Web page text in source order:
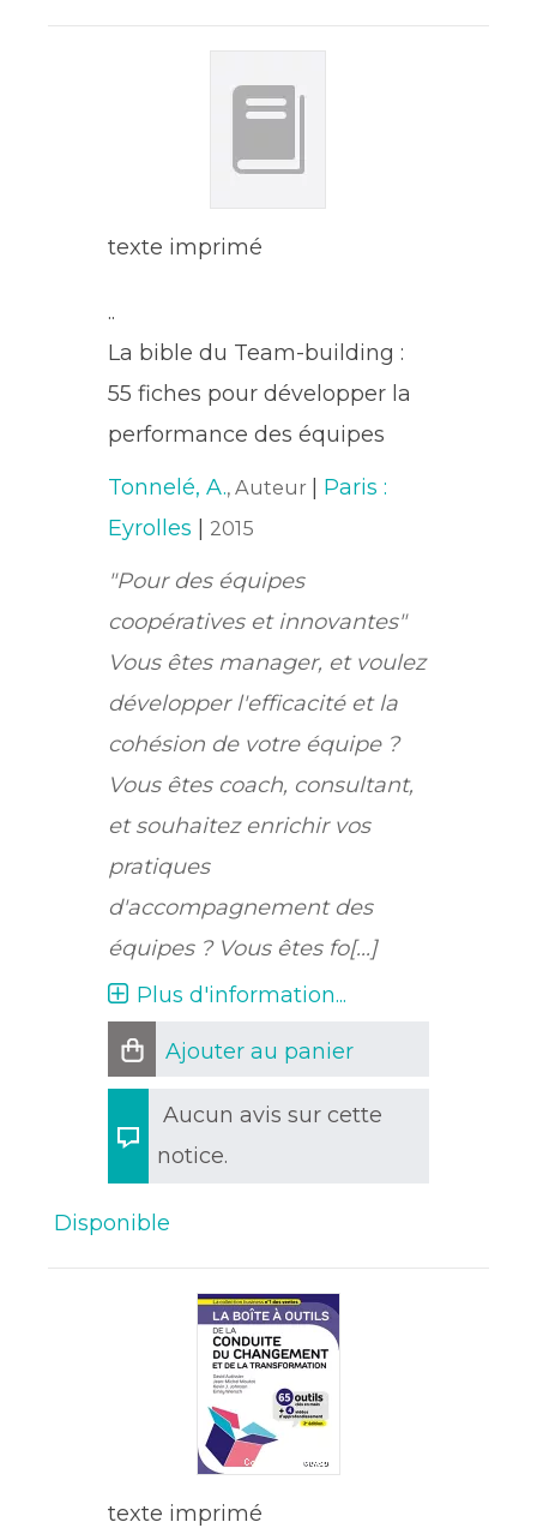
texte imprimé
..
La bible du Team-building :
55 fiches pour développer la
performance des équipes
Tonnelé, A., Auteur
Paris :
Eyrolles
2015
"Pour des équipes
coopératives et innovantes"
Vous êtes manager, et voulez
développer l'efficacité et la
cohésion de votre équipe ?
Vous êtes coach, consultant,
et souhaitez enrichir vos
pratiques
d'accompagnement des
équipes ? Vous êtes fo[...]
Plus d'information...
Ajouter au panier
Aucun avis sur cette
notice.
Disponible
texte imprimé